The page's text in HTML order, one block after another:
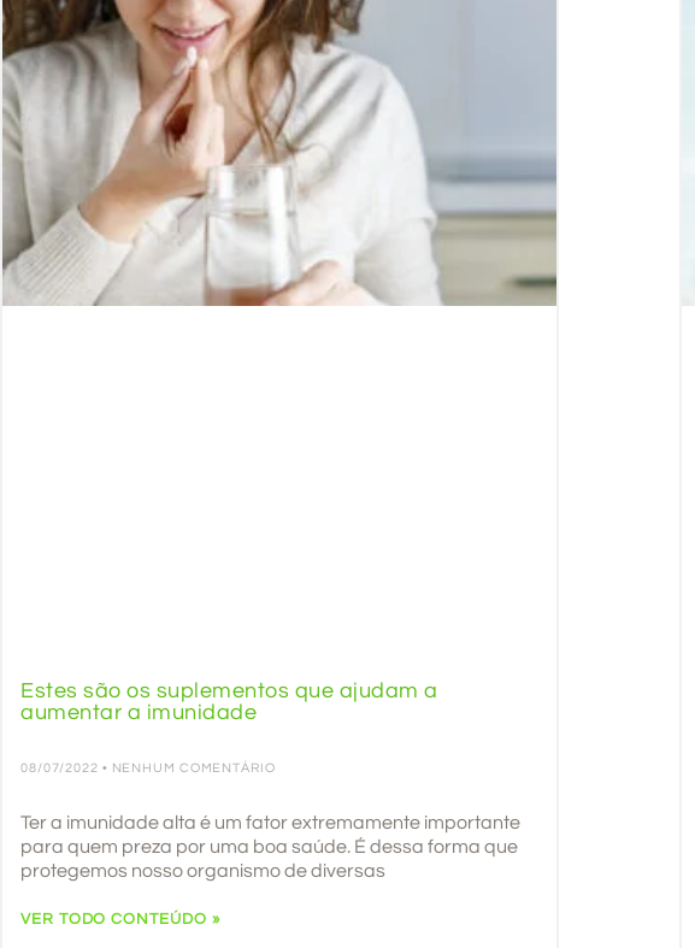
Estes são os suplementos que ajudam a
aumentar a imunidade
08/07/2022 NENHUM COMENTÁRIO
Ter a imunidade alta é um fator extremamente importante
para quem preza por uma boa saúde. É dessa forma que
protegemos nosso organismo de diversas
VER TODO CONTEÚDO »